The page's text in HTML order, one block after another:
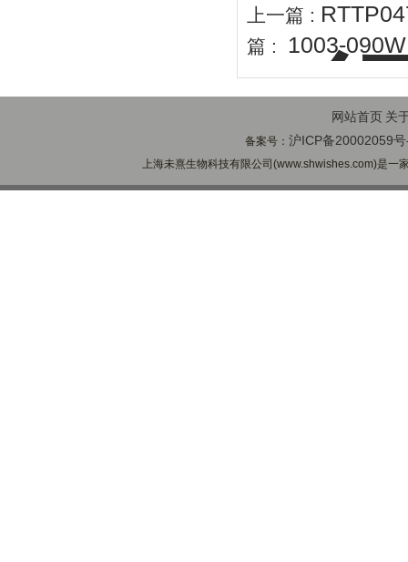
上一篇 :
篇 : 1003-
网站首页 关
备案号：沪ICP备20002059
上海未熹生物科技有限公司(www.shwishes.com)是一